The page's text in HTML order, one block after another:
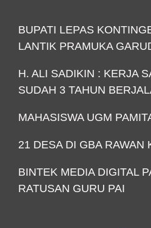
BUPATI LEPAS
LANTIK PRAMUKA
H. ALI SADIKIN : KERJA
SUDAH 3 TAHUN
MAHASISWA UGM
21 DESA DI GBA RAWAN
BINTEK MEDIA DIGITAL
RATUSAN GURU PAI